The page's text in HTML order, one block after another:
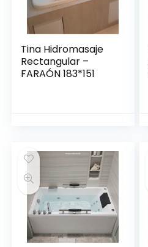
Tina Hidromasaje
Rectangular –
FARAÓN 183*151